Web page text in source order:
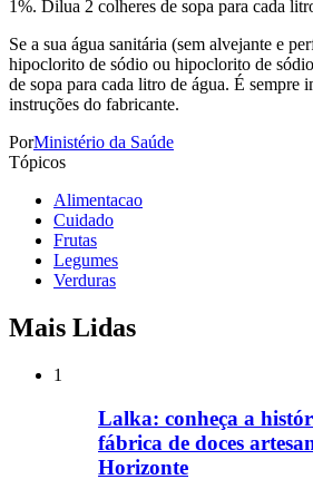
1%. Dilua 2 colheres de sopa para cada
Se a sua água sanitária (sem alvejante e
hipoclorito de sódio ou hipoclorito de
de sopa para cada litro de água. É sempre
instruções do fabricante.
PorMinistério da Saúde
Tópicos
Alimentacao
Cuidado
Frutas
Legumes
Verduras
Mais Lidas
1
Lalka: conheça a
fábrica de doces
Horizonte